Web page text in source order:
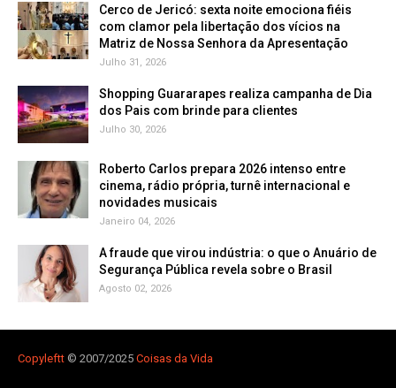
Cerco de Jericó: sexta noite emociona fiéis
com clamor pela libertação dos vícios na
Matriz de Nossa Senhora da Apresentação
Julho 31, 2026
Shopping Guararapes realiza campanha de Dia
dos Pais com brinde para clientes
Julho 30, 2026
Roberto Carlos prepara 2026 intenso entre
cinema, rádio própria, turnê internacional e
novidades musicais
Janeiro 04, 2026
A fraude que virou indústria: o que o Anuário de
Segurança Pública revela sobre o Brasil
Agosto 02, 2026
Copyleftt © 2007/2025 Coisas da Vida